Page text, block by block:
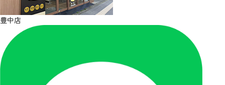
豊中店